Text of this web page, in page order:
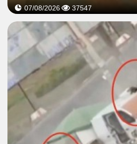
07/08/2026 37547